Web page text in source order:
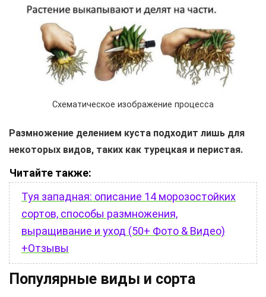
Схематическое изображение процесса
Размножение делением куста подходит лишь для
некоторых видов, таких как турецкая и перистая.
Читайте также:
Туя западная: описание 14 морозостойких
сортов, способы размножения,
выращивание и уход (50+ Фото & Видео)
+Отзывы
Популярные виды и сорта